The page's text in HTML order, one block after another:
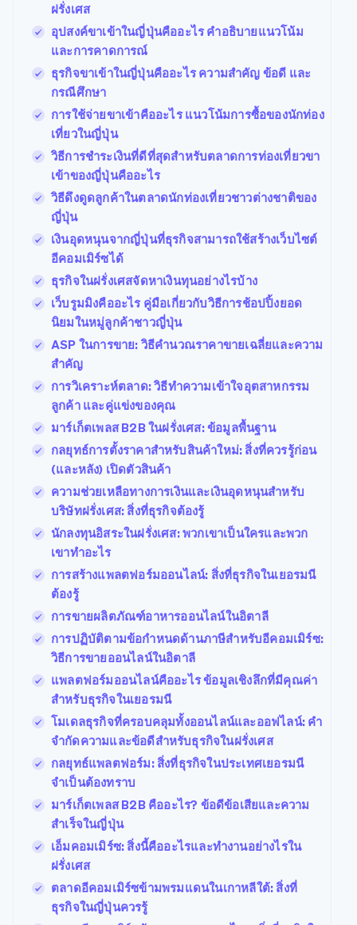
ฝรั่งเศส
อุปสงค์ขาเข้าในญี่ปุ่นคืออะไร คำอธิบายแนวโน้ม
และการคาดการณ์
ธุรกิจขาเข้าในญี่ปุ่นคืออะไร ความสำคัญ ข้อดี และ
กรณีศึกษา
การใช้จ่ายขาเข้าคืออะไร แนวโน้มการซื้อของนักท่อง
เที่ยวในญี่ปุ่น
วิธีการชำระเงินที่ดีที่สุดสําหรับตลาดการท่องเที่ยวขา
เข้าของญี่ปุ่นคืออะไร
วิธีดึงดูดลูกค้าในตลาดนักท่องเที่ยวชาวต่างชาติของ
ญี่ปุ่น
เงินอุดหนุนจากญี่ปุ่นที่ธุรกิจสามารถใช้สร้างเว็บไซต์
อีคอมเมิร์ซได้
ธุรกิจในฝรั่งเศสจัดหาเงินทุนอย่างไรบ้าง
เว็บรูมมิงคืออะไร คู่มือเกี่ยวกับวิธีการช้อปปิ้งยอด
นิยมในหมู่ลูกค้าชาวญี่ปุ่น
ASP ในการขาย: วิธีคำนวณราคาขายเฉลี่ยและความ
สำคัญ
การวิเคราะห์ตลาด: วิธีทำความเข้าใจอุตสาหกรรม
ลูกค้า และคู่แข่งของคุณ
มาร์เก็ตเพลส B2B ในฝรั่งเศส: ข้อมูลพื้นฐาน
กลยุทธ์การตั้งราคาสำหรับสินค้าใหม่: สิ่งที่ควรรู้ก่อน
(และหลัง) เปิดตัวสินค้า
ความช่วยเหลือทางการเงินและเงินอุดหนุนสำหรับ
บริษัทฝรั่งเศส: สิ่งที่ธุรกิจต้องรู้
นักลงทุนอิสระในฝรั่งเศส: พวกเขาเป็นใครและพวก
เขาทำอะไร
การสร้างแพลตฟอร์มออนไลน์: สิ่งที่ธุรกิจในเยอรมนี
ต้องรู้
การขายผลิตภัณฑ์อาหารออนไลน์ในอิตาลี
การปฏิบัติตามข้อกำหนดด้านภาษีสำหรับอีคอมเมิร์ซ:
วิธีการขายออนไลน์ในอิตาลี
แพลตฟอร์มออนไลน์คืออะไร ข้อมูลเชิงลึกที่มีคุณค่า
สำหรับธุรกิจในเยอรมนี
โมเดลธุรกิจที่ครอบคลุมทั้งออนไลน์และออฟไลน์: คำ
จำกัดความและข้อดีสำหรับธุรกิจในฝรั่งเศส
กลยุทธ์แพลตฟอร์ม: สิ่งที่ธุรกิจในประเทศเยอรมนี
จำเป็นต้องทราบ
มาร์เก็ตเพลส B2B คืออะไร? ข้อดีข้อเสียและความ
สําเร็จในญี่ปุ่น
เอ็มคอมเมิร์ซ: สิ่งนี้คืออะไรและทำงานอย่างไรใน
ฝรั่งเศส
ตลาดอีคอมเมิร์ซข้ามพรมแดนในเกาหลีใต้: สิ่งที่
ธุรกิจในญี่ปุ่นควรรู้